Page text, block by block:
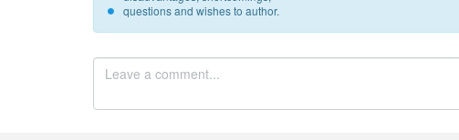
questions and wishes to author.